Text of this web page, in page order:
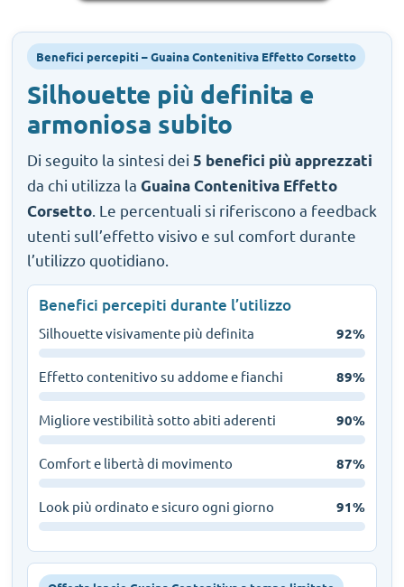
Benefici percepiti – Guaina Contenitiva Effetto Corsetto
Silhouette più definita e
armoniosa subito
Di seguito la sintesi dei 5 benefici più apprezzati
da chi utilizza la Guaina Contenitiva Effetto
Corsetto . Le percentuali si riferiscono a feedback
utenti sull’effetto visivo e sul comfort durante
l’utilizzo quotidiano.
Benefici percepiti durante l’utilizzo
Silhouette visivamente più definita 92%
Effetto contenitivo su addome e fianchi 89%
Migliore vestibilità sotto abiti aderenti 90%
Comfort e libertà di movimento 87%
Look più ordinato e sicuro ogni giorno 91%